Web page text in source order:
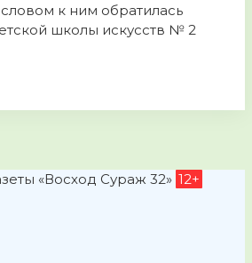
к ним обратилась
школы искусств № 2
«Восход Сураж 32» 12+